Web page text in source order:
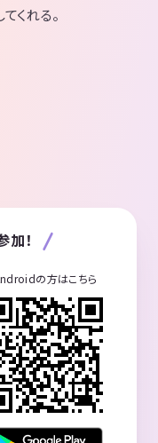
くれる。
加！
の方はこちら